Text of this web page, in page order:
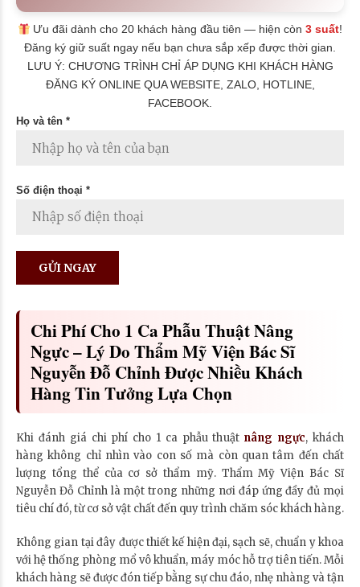
Ưu đãi dành cho 20 khách hàng đầu tiên — hiện còn3 suất!
Đăng ký giữ suất ngay nếu bạn chưa sắp xếp được thời gian.
LƯU Ý: CHƯƠNG TRÌNH CHỈ ÁP DỤNG KHI KHÁCH HÀNG
ĐĂNG KÝ ONLINE QUA WEBSITE, ZALO, HOTLINE,
FACEBOOK.
Họ và tên *
Số điện thoại *
Chi Phí Cho 1 Ca Phẫu Thuật Nâng
Ngực – Lý Do Thẩm Mỹ Viện Bác Sĩ
Nguyễn Đỗ Chỉnh Được Nhiều Khách
Hàng Tin Tưởng Lựa Chọn
Khi đánh giá chi phí cho 1 ca phẫu thuật nâng ngực, khách
hàng không chỉ nhìn vào con số mà còn quan tâm đến chất
lượng tổng thể của cơ sở thẩm mỹ. Thẩm Mỹ Viện Bác Sĩ
Nguyễn Đỗ Chỉnh là một trong những nơi đáp ứng đầy đủ mọi
tiêu chí đó, từ cơ sở vật chất đến quy trình chăm sóc khách hàng.
Không gian tại đây được thiết kế hiện đại, sạch sẽ, chuẩn y khoa
với hệ thống phòng mổ vô khuẩn, máy móc hỗ trợ tiên tiến. Mỗi
khách hàng sẽ được đón tiếp bằng sự chu đáo, nhẹ nhàng và tận